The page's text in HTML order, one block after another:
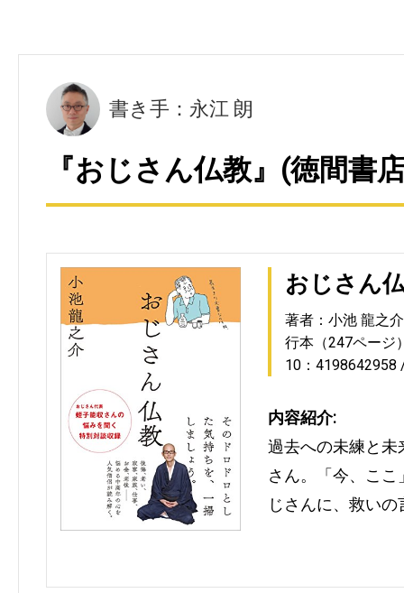
書き手：永江 朗
『おじさん仏教』(徳間書
おじさん
著者：小池 龍之介
行本（247ページ
10：4198642958
内容紹介:
過去への未練と未
さん。「今、こ
じさんに、救い